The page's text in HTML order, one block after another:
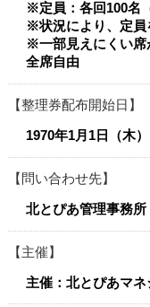
※定員：各回100名
※状況により、定員
※一部見えにくい席
全席自由
整理券配布開始日
1970年1月1日（木）
問い合わせ先
北とぴあ管理事務所
主催
主催：北とぴあマ